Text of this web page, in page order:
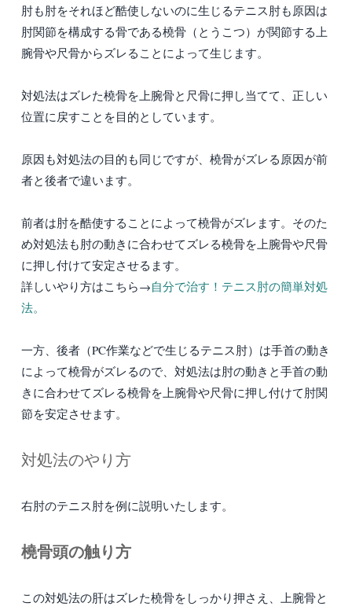
肘も肘をそれほど酷使しないのに生じるテニス肘も原因は
肘関節を構成する骨である橈骨（とうこつ）が関節する上
腕骨や尺骨からズレることによって生じます。
対処法はズレた橈骨を上腕骨と尺骨に押し当てて、正しい
位置に戻すことを目的としています。
原因も対処法の目的も同じですが、橈骨がズレる原因が前
者と後者で違います。
前者は肘を酷使することによって橈骨がズレます。そのた
め対処法も肘の動きに合わせてズレる橈骨を上腕骨や尺骨
に押し付けて安定させるます。
詳しいやり方はこちら→自分で治す！テニス肘の簡単対処
法。
一方、後者（PC作業などで生じるテニス肘）は手首の動き
によって橈骨がズレるので、対処法は肘の動きと手首の動
きに合わせてズレる橈骨を上腕骨や尺骨に押し付けて肘関
節を安定させます。
対処法のやり方
右肘のテニス肘を例に説明いたします。
橈骨頭の触り方
この対処法の肝はズレた橈骨をしっかり押さえ、上腕骨と